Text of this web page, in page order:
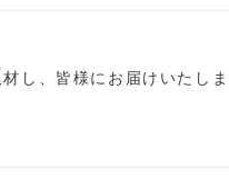
し、皆様にお届けいたしま